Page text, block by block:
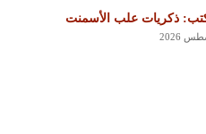
تكتب: ذكريات علب الأسمنت